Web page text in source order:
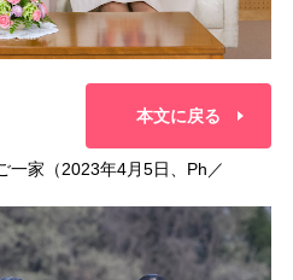
本文に戻る
一家（2023年4月5日、Ph／